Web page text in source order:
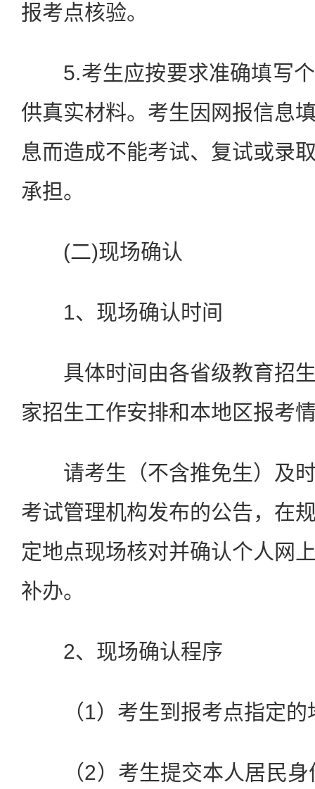
报考点核验。
5.考生应按要求准确填写个
供真实材料。考生因网报信息
息而造成不能考试、复试或录
承担。
(二)现场确认
1、现场确认时间
具体时间由各省级教育招生
家招生工作安排和本地区报考
请考生（不含推免生）及时
考试管理机构发布的公告，在
定地点现场核对并确认个人网
补办。
2、现场确认程序
（1）考生到报考点指定的
（2）考生提交本人居民身